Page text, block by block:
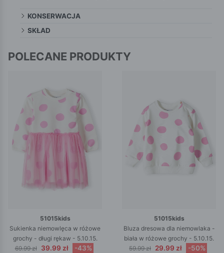
KONSERWACJA
SKŁAD
POLECANE PRODUKTY
51015kids
Sukienka niemowlęca w różowe
grochy - długi rękaw - 5.10.15.
69.99 zł
39.99 zł -43%
51015kids
Bluza dresowa dla niemowlaka -
biała w różowe grochy - 5.10.15.
59.99 zł 29.99 zł -50%